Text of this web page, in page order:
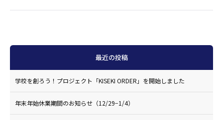
最近の投稿
学校を創ろう！プロジェクト「KISEKI ORDER」を開始しました
年末年始休業期間のお知らせ（12/29−1/4）